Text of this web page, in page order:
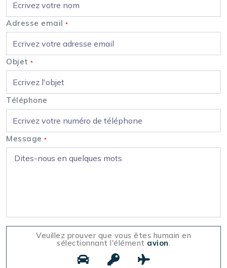
Adresse email *
Objet *
Téléphone
Message *
Veuillez prouver que vous êtes humain en
sélectionnant l'élément avion.